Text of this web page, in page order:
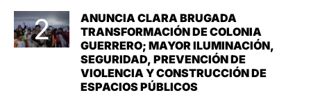
ANUNCIA CLARA BRUGADA
TRANSFORMACIÓN DE COLONIA
GUERRERO; MAYOR ILUMINACIÓN,
SEGURIDAD, PREVENCIÓN DE
VIOLENCIA Y CONSTRUCCIÓN DE
ESPACIOS PÚBLICOS